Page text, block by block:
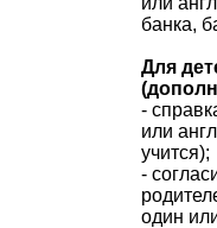
банка,
Для
-
или
учится);
-
один